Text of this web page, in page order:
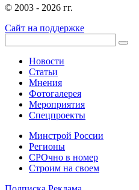
© 2003 - 2026 гг.
Сайт на поддержке
Новости
Статьи
Мнения
Фотогалерея
Мероприятия
Спецпроекты
Минстрой России
Регионы
СРОчно в номер
Строим на своем